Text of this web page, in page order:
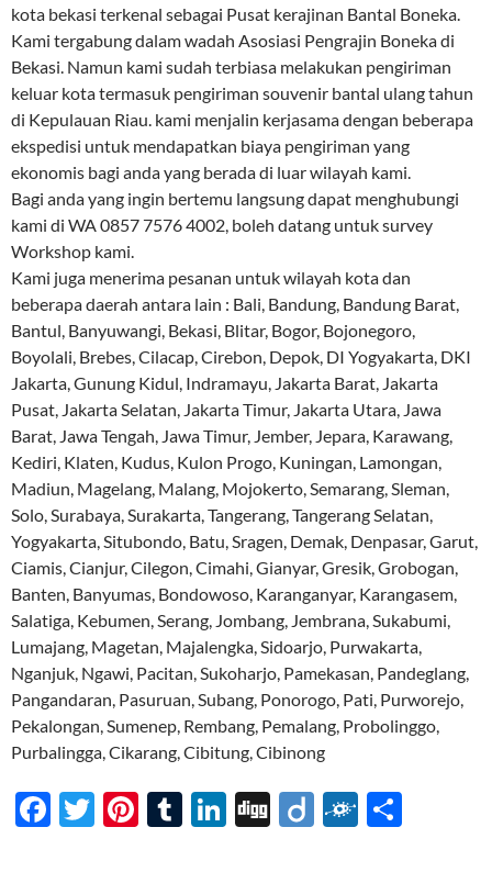
kota bekasi terkenal sebagai Pusat kerajinan Bantal Boneka.
Kami tergabung dalam wadah Asosiasi Pengrajin Boneka di
Bekasi. Namun kami sudah terbiasa melakukan pengiriman
keluar kota termasuk pengiriman souvenir bantal ulang tahun
di Kepulauan Riau. kami menjalin kerjasama dengan beberapa
ekspedisi untuk mendapatkan biaya pengiriman yang
ekonomis bagi anda yang berada di luar wilayah kami.
Bagi anda yang ingin bertemu langsung dapat menghubungi
kami di WA 0857 7576 4002, boleh datang untuk survey
Workshop kami.
Kami juga menerima pesanan untuk wilayah kota dan
beberapa daerah antara lain : Bali, Bandung, Bandung Barat,
Bantul, Banyuwangi, Bekasi, Blitar, Bogor, Bojonegoro,
Boyolali, Brebes, Cilacap, Cirebon, Depok, DI Yogyakarta, DKI
Jakarta, Gunung Kidul, Indramayu, Jakarta Barat, Jakarta
Pusat, Jakarta Selatan, Jakarta Timur, Jakarta Utara, Jawa
Barat, Jawa Tengah, Jawa Timur, Jember, Jepara, Karawang,
Kediri, Klaten, Kudus, Kulon Progo, Kuningan, Lamongan,
Madiun, Magelang, Malang, Mojokerto, Semarang, Sleman,
Solo, Surabaya, Surakarta, Tangerang, Tangerang Selatan,
Yogyakarta, Situbondo, Batu, Sragen, Demak, Denpasar, Garut,
Ciamis, Cianjur, Cilegon, Cimahi, Gianyar, Gresik, Grobogan,
Banten, Banyumas, Bondowoso, Karanganyar, Karangasem,
Salatiga, Kebumen, Serang, Jombang, Jembrana, Sukabumi,
Lumajang, Magetan, Majalengka, Sidoarjo, Purwakarta,
Nganjuk, Ngawi, Pacitan, Sukoharjo, Pamekasan, Pandeglang,
Pangandaran, Pasuruan, Subang, Ponorogo, Pati, Purworejo,
Pekalongan, Sumenep, Rembang, Pemalang, Probolinggo,
Purbalingga, Cikarang, Cibitung, Cibinong
F
T
Pi T
Li
Di Di F